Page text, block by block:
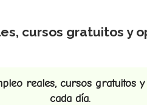
cursos gratuitos y
reales, cursos gratuitos
cada día.